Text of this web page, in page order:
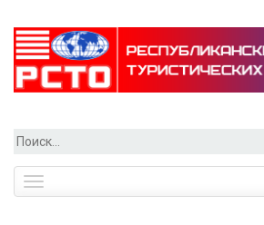
Найти:
navigation